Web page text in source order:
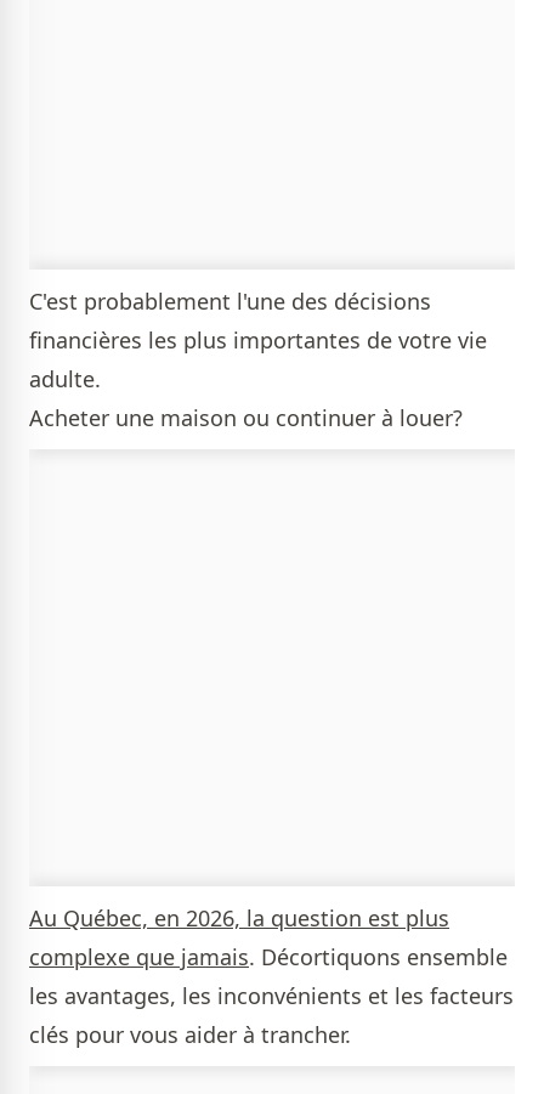
C'est probablement l'une des décisions
financières les plus importantes de votre vie
adulte.
Acheter une maison ou continuer à louer?
Au Québec, en 2026, la question est plus
complexe que jamais. Décortiquons ensemble
les avantages, les inconvénients et les facteurs
clés pour vous aider à trancher.